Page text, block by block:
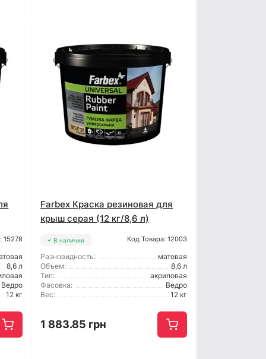
15278
8,6 л
Ведро
12 кг
Farbex Краска резиновая для
крыш серая (12 кг/8,6 л)
В наличии Код Товара: 12003
Разновидность:
матовая
Объем:
8,6 л
Тип:
акриловая
Фасовка:
Ведро
Вес:
12 кг
1 883.85 грн